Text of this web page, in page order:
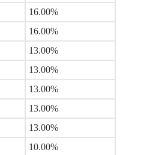
16.00%
16.00%
13.00%
13.00%
13.00%
13.00%
13.00%
10.00%